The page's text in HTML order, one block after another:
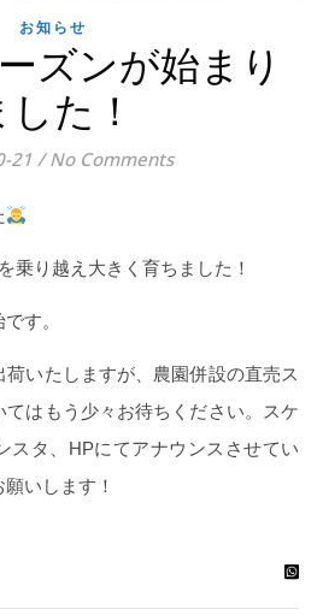
お知らせ
ズンが始まり
した！
21 / No Comments
乗り越え大きく育ちました！
す。
荷いたしますが、農園併設の直売ス
はもう少々お待ちください。スケ
スタ、HPにてアナウンスさせてい
いします！